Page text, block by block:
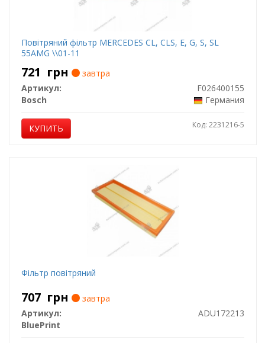
Повітряний фільтр MERCEDES CL, CLS, E, G, S, SL
55AMG \\01-11
721 грн
завтра
Артикул:
F026400155
Bosch
Германия
КУПИТЬ Код: 2231216-5
Фільтр повітряний
707 грн
завтра
Артикул:
ADU172213
BluePrint